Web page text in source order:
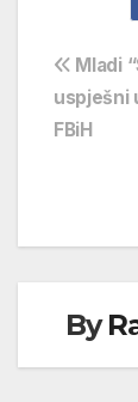
Mladi
uspješni
FBiH
By